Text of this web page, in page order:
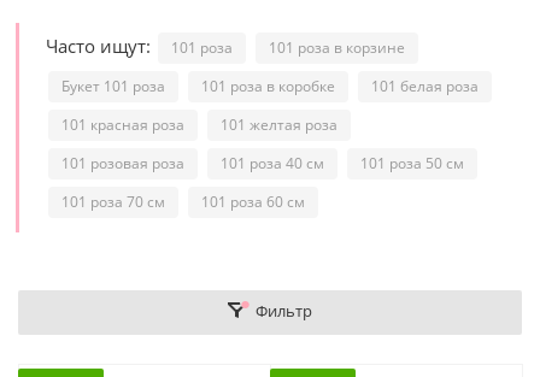
Часто ищут: 101 роза
101 роза в корзине
Букет 101 роза
101 роза в коробке
101 белая роза
101 красная роза
101 желтая роза
101 розовая роза
101 роза 40 см
101 роза 50 см
101 роза 70 см
101 роза 60 см
Фильтр